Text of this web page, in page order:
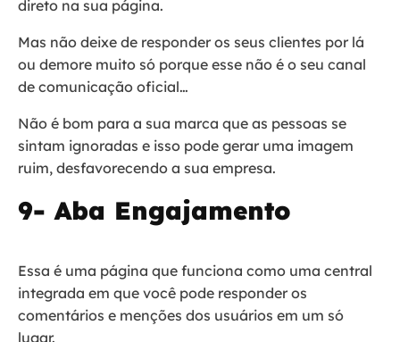
direto na sua página.
Mas não deixe de responder os seus clientes por lá
ou demore muito só porque esse não é o seu canal
de comunicação oficial…
Não é bom para a sua marca que as pessoas se
sintam ignoradas e isso pode gerar uma imagem
ruim, desfavorecendo a sua empresa.
9- Aba Engajamento
Essa é uma página que funciona como uma central
integrada em que você pode responder os
comentários e menções dos usuários em um só
lugar.